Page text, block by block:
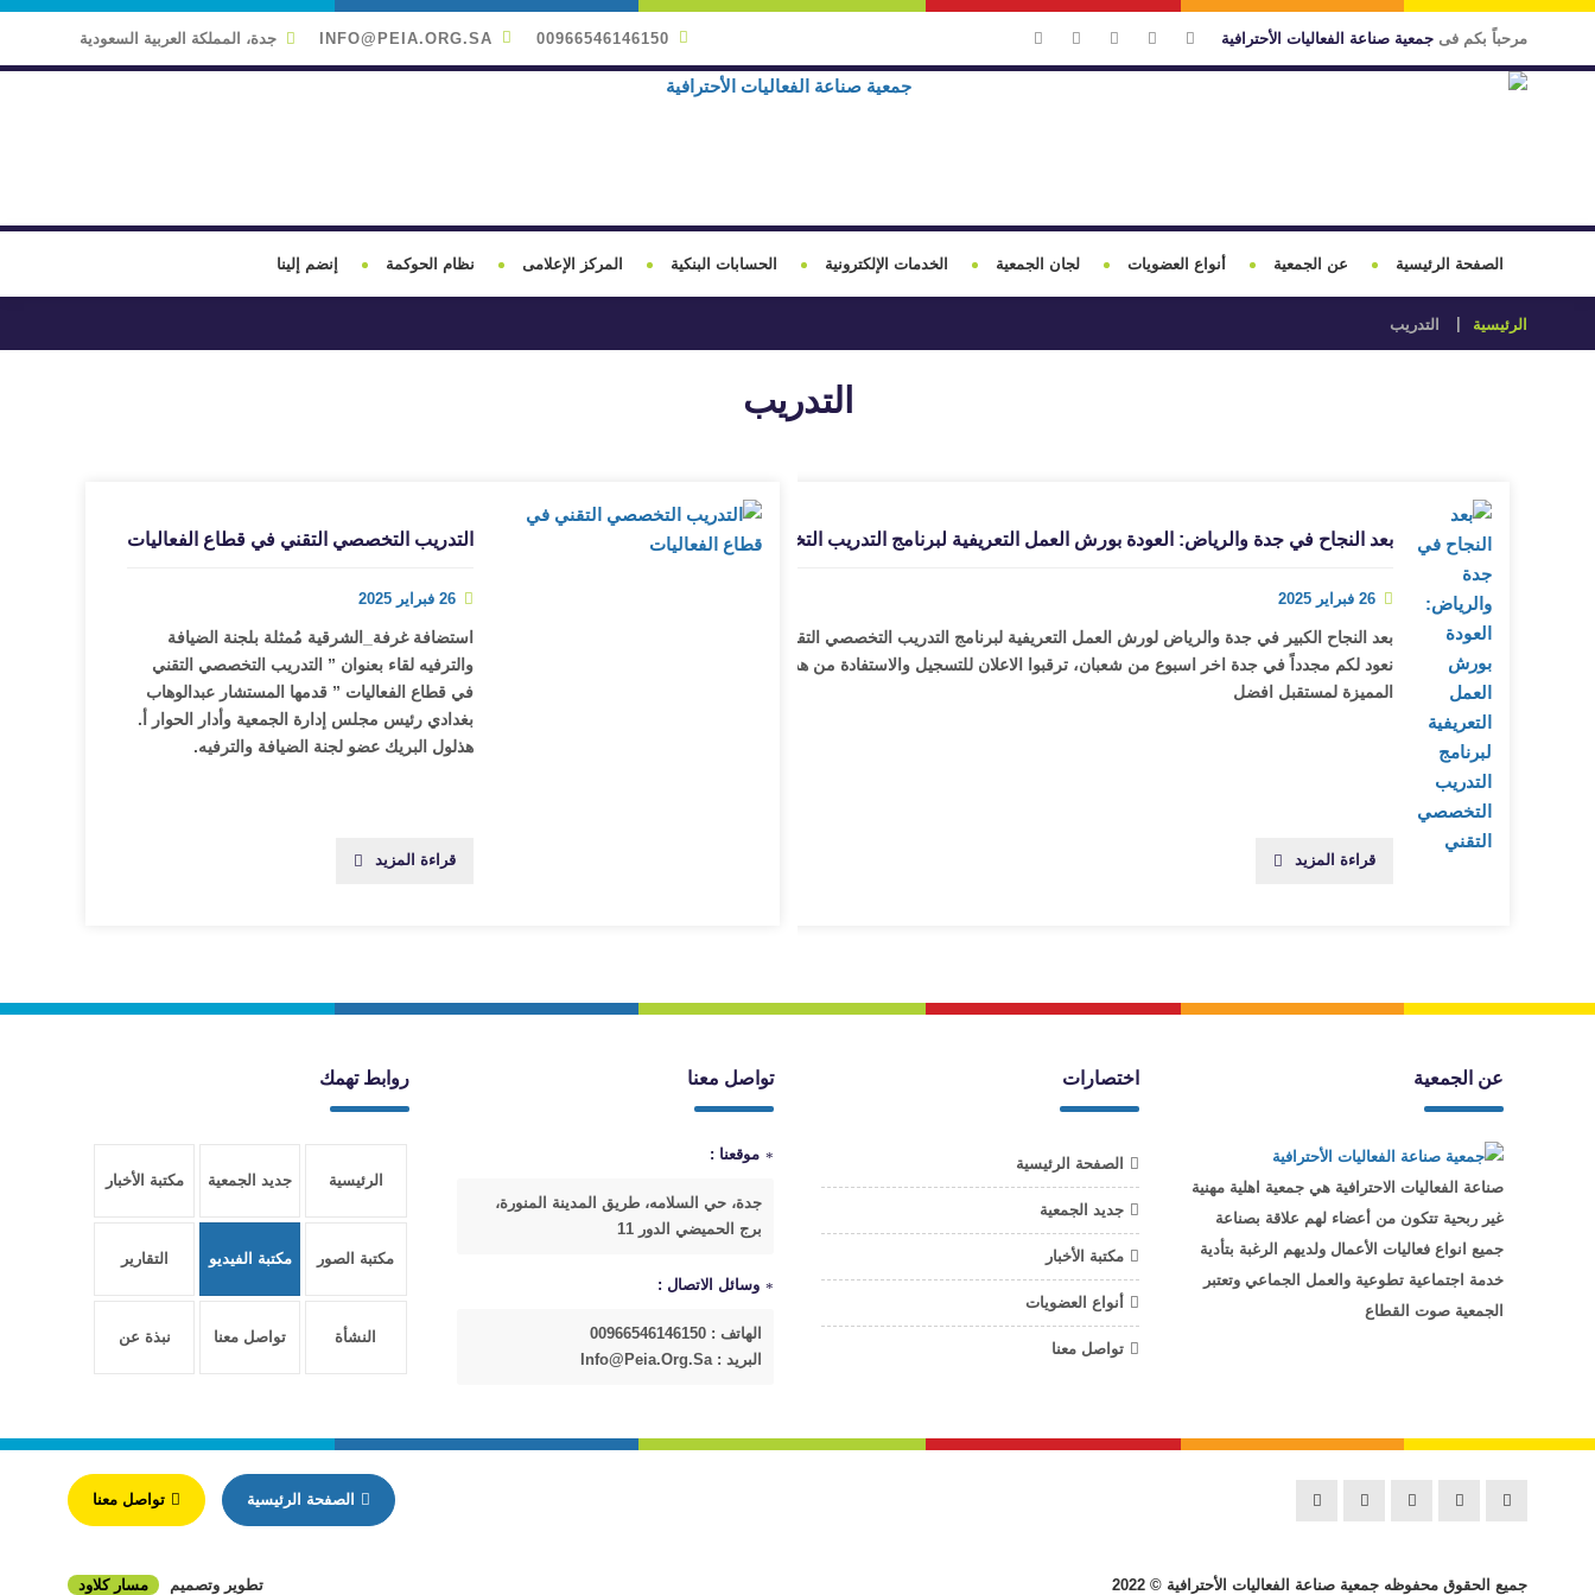
مرحباً بكم فى جمعية صناعة الفعاليات الأحترافية 00966546146150
INFO@PEIA.ORG.SA جدة، المملكة العربية السعودية
الصفحة الرئيسية عن الجمعية أنواع العضويات لجان الجمعية الخدمات الإلكترونية الحسابات البنكية المركز الإعلامى نظام الحوكمة إنضم إلينا
الرئيسية التدريب
التدريب
بعد النجاح في جدة والرياض: العودة بورش العمل التعريفية لبرنامج التدريب التخصصي التقني
26 فبراير 2025
بعد النجاح الكبير في جدة والرياض لورش العمل التعريفية لبرنامج التدريب التخصصي التقني للفعاليات
نعود لكم مجدداً في جدة اخر اسبوع من شعبان، ترقبوا الاعلان للتسجيل والاستفادة من هذه الورش
المميزة لمستقبل افضل
قراءة المزيد
التدريب التخصصي التقني في قطاع الفعاليات
26 فبراير 2025
استضافة ⁧غرفة_الشرقية⁩ مُمثلة بلجنة الضيافة
والترفيه لقاء بعنوان ” التدريب التخصصي التقني
في قطاع الفعاليات ” قدمها المستشار عبدالوهاب
بغدادي رئيس مجلس إدارة الجمعية وأدار الحوار أ.
هذلول البريك عضو لجنة الضيافة والترفيه.
قراءة المزيد
عن الجمعية
صناعة الفعاليات الاحترافية هي جمعية اهلية مهنية
غير ربحية تتكون من أعضاء لهم علاقة بصناعة
جميع انواع فعاليات الأعمال ولديهم الرغبة بتأدية
خدمة اجتماعية تطوعية والعمل الجماعي وتعتبر
الجمعية صوت القطاع
اختصارات
الصفحة الرئيسية
جديد الجمعية
مكتبة الأخبار
أنواع العضويات
تواصل معنا
تواصل معنا
موقعنا :
جدة، حي السلامه، طريق المدينة المنورة،
برج الحميضي الدور 11
وسائل الاتصال :
الهاتف : 00966546146150
البريد : Info@peia.org.sa
روابط تهمك
الرئيسية جديد الجمعية مكتبة الأخبار
مكتبة الصور مكتبة الفيديو التقارير
النشأة تواصل معنا نبذة عن
الصفحة الرئيسية تواصل معنا
جميع الحقوق محفوظه جمعية صناعة الفعاليات الأحترافية © 2022 تطوير وتصميم مسار كلاود